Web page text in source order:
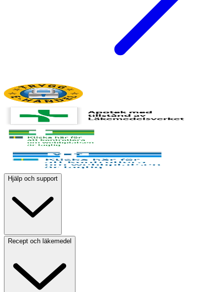
Hjälp och support
Recept och läkemedel